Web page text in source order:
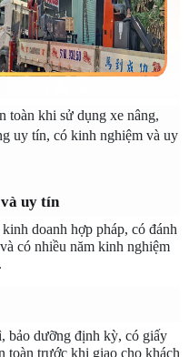
toàn khi sử dụng xe nâng,
uy tín, có kinh nghiệm và uy
uy tín
doanh hợp pháp, có đánh
có nhiều năm kinh nghiệm
bảo dưỡng định kỳ, có giấy
toàn trước khi giao cho khách